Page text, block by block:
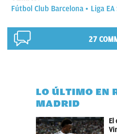
Fútbol Club Barcelona
Liga
27
LO ÚLTIMO EN
MADRID
El